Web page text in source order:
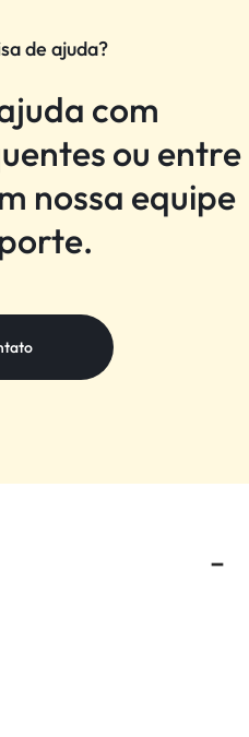
de ajuda?
com
ou entre
nossa equipe